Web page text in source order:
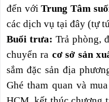
đến vớiTrung Tâm
các dịch vụ tại đây (tự
Buổi trưa: Trả phòng,
chuyển ra cơ sở sản
sắm đặc sản địa
Ghé tham quan và